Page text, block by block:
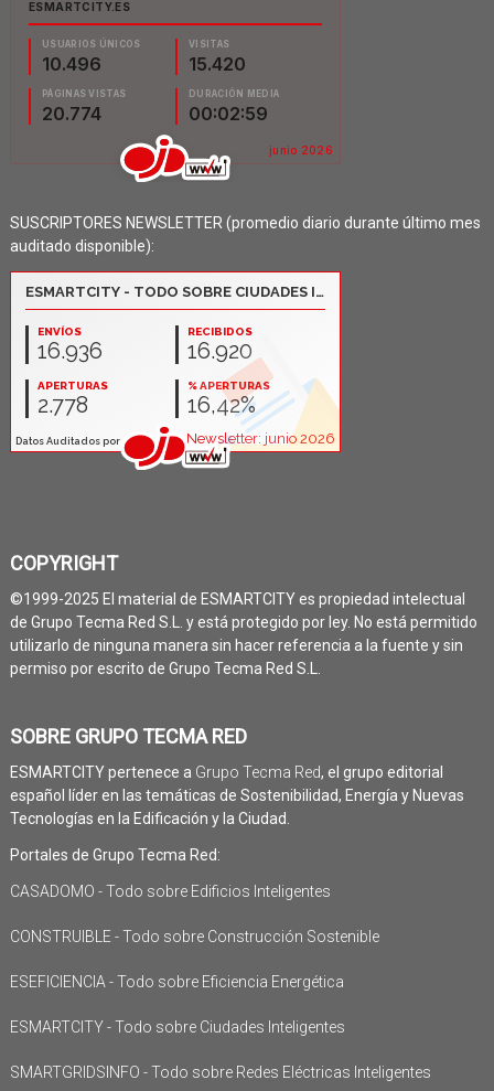
SUSCRIPTORES NEWSLETTER (promedio diario durante último mes
auditado disponible):
COPYRIGHT
©1999-2025 El material de ESMARTCITY es propiedad intelectual
de Grupo Tecma Red S.L. y está protegido por ley. No está permitido
utilizarlo de ninguna manera sin hacer referencia a la fuente y sin
permiso por escrito de Grupo Tecma Red S.L.
SOBRE GRUPO TECMA RED
ESMARTCITY pertenece a Grupo Tecma Red, el grupo editorial
español líder en las temáticas de Sostenibilidad, Energía y Nuevas
Tecnologías en la Edificación y la Ciudad.
Portales de Grupo Tecma Red:
CASADOMO - Todo sobre Edificios Inteligentes
CONSTRUIBLE - Todo sobre Construcción Sostenible
ESEFICIENCIA - Todo sobre Eficiencia Energética
ESMARTCITY - Todo sobre Ciudades Inteligentes
SMARTGRIDSINFO - Todo sobre Redes Eléctricas Inteligentes